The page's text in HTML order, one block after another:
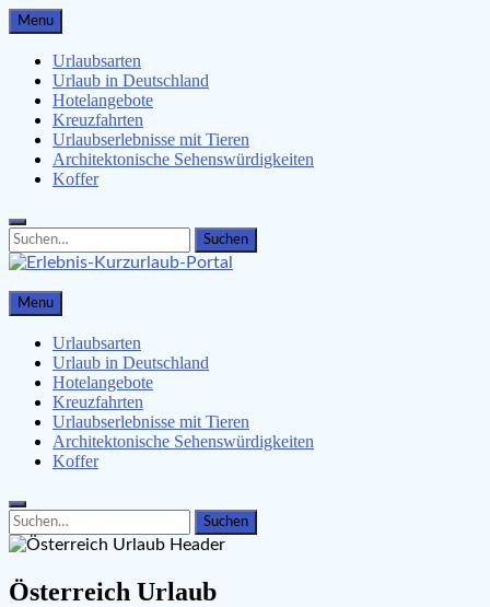
Skip
to
content
Menu
Urlaubsarten
Urlaub in Deutschland
Hotelangebote
Kreuzfahrten
Urlaubserlebnisse mit Tieren
Architektonische Sehenswürdigkeiten
Koffer
Search
for:
Search
Erlebnis-Kurzurlaub-Portal
Urlaubsangebote, Erlebnisse & mehr
Menu
Urlaubsarten
Urlaub in Deutschland
Hotelangebote
Kreuzfahrten
Urlaubserlebnisse mit Tieren
Architektonische Sehenswürdigkeiten
Koffer
Search
for:
Search
Österreich Urlaub